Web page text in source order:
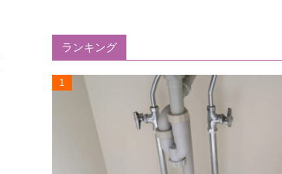
ランキング
1